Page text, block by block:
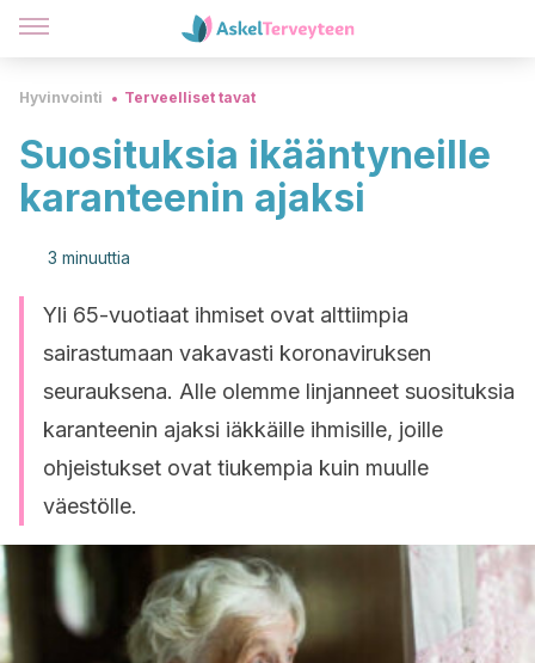
Hyvinvointi Terveelliset tavat
Suosituksia ikääntyneille
karanteenin ajaksi
3 minuuttia
Yli 65-vuotiaat ihmiset ovat alttiimpia
sairastumaan vakavasti koronaviruksen
seurauksena. Alle olemme linjanneet suosituksia
karanteenin ajaksi iäkkäille ihmisille, joille
ohjeistukset ovat tiukempia kuin muulle
väestölle.